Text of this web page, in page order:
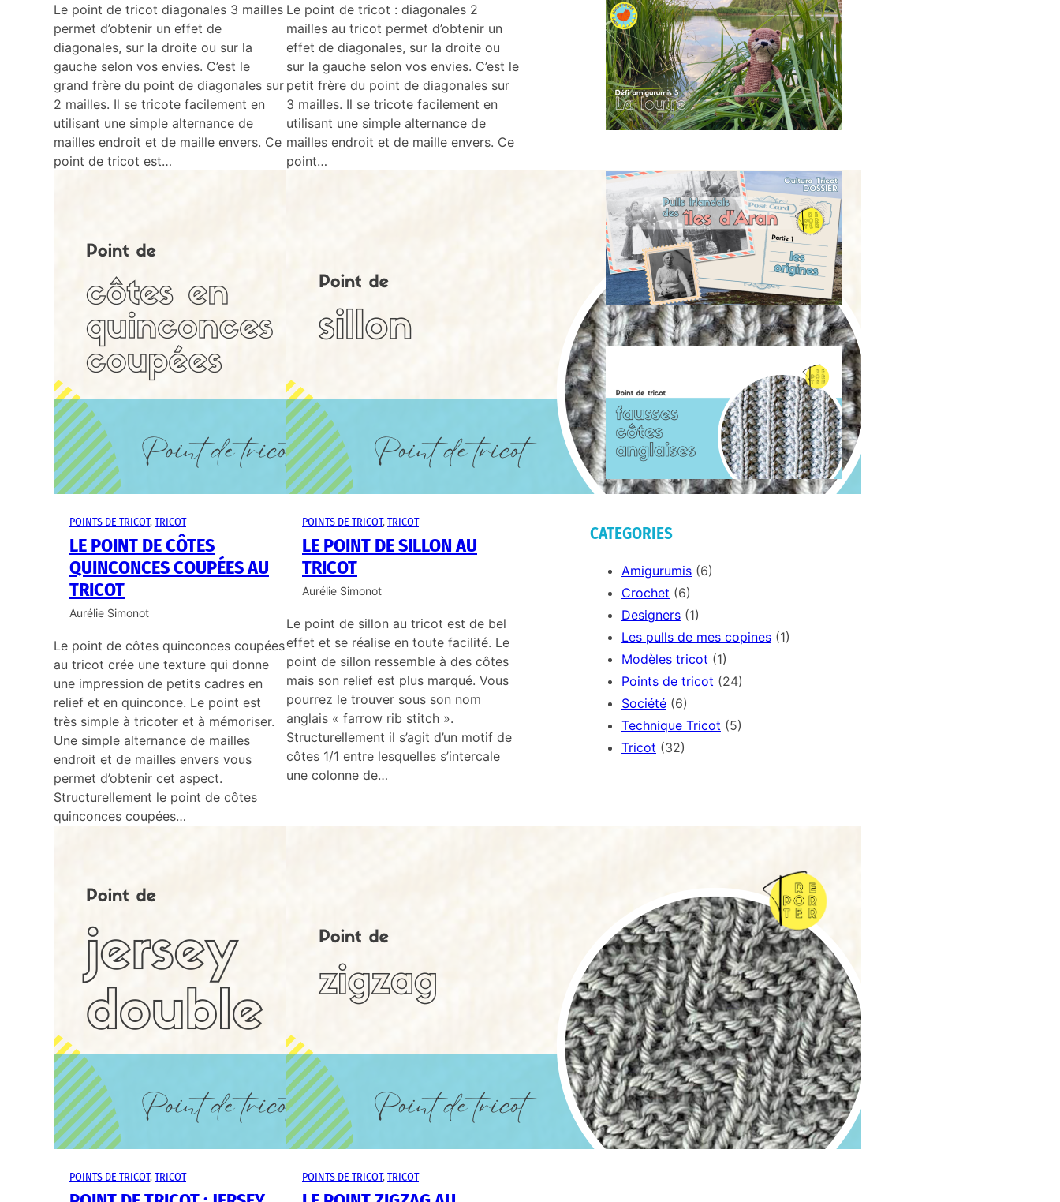
Le point de tricot diagonales 3 mailles
permet d’obtenir un effet de
diagonales, sur la droite ou sur la
gauche selon vos envies. C’est le
grand frère du point de diagonales sur
2 mailles. Il se tricote facilement en
utilisant une simple alternance de
mailles endroit et de maille envers. Ce
point de tricot est…
Le point de tricot : diagonales 2
mailles au tricot permet d’obtenir un
effet de diagonales, sur la droite ou
sur la gauche selon vos envies. C’est le
petit frère du point de diagonales sur
3 mailles. Il se tricote facilement en
utilisant une simple alternance de
mailles endroit et de maille envers. Ce
point…
POINTS DE TRICOT, TRICOT
LE POINT DE CÔTES
QUINCONCES COUPÉES AU
TRICOT
Aurélie Simonot
Le point de côtes quinconces coupées
au tricot crée une texture qui donne
une impression de petits cadres en
relief et en quinconce. Le point est
très simple à tricoter et à mémoriser.
Une simple alternance de mailles
endroit et de mailles envers vous
permet d’obtenir cet aspect.
Structurellement le point de côtes
quinconces coupées…
POINTS DE TRICOT, TRICOT
LE POINT DE SILLON AU
TRICOT
Aurélie Simonot
Le point de sillon au tricot est de bel
effet et se réalise en toute facilité. Le
point de sillon ressemble à des côtes
mais son relief est plus marqué. Vous
pourrez le trouver sous son nom
anglais « farrow rib stitch ».
Structurellement il s’agit d’un motif de
côtes 1/1 entre lesquelles s’intercale
une colonne de…
POINTS DE TRICOT, TRICOT POINTS DE TRICOT, TRICOT
Modèle d’amigurumi :
Loutre à crocheter
L’origine des pulls
irlandais d’Aran
fausses côtes
anglaises
CATEGORIES
Amigurumis (6)
Crochet (6)
Designers (1)
Les pulls de mes copines (1)
Modèles tricot (1)
Points de tricot (24)
Société (6)
Technique Tricot (5)
Tricot (32)